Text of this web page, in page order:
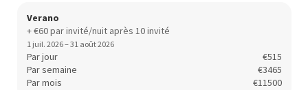
Verano
+ €60 par invité/nuit après 10 invité
1 juil. 2026 – 31 août 2026
Par jour
€515
Par semaine
€3465
Par mois
€11500